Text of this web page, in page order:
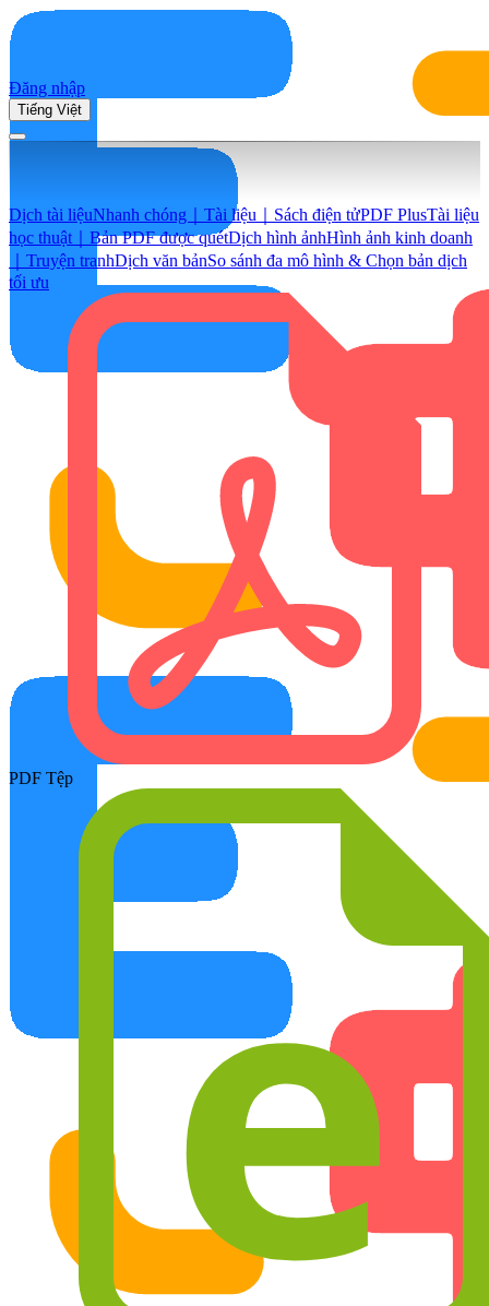
Đăng nhập
Tiếng Việt
Dịch tài liệuNhanh chóng｜Tài liệu｜Sách điện tửPDF PlusTài liệu
học thuật｜Bản PDF được quétDịch hình ảnhHình ảnh kinh doanh
｜Truyện tranhDịch văn bảnSo sánh đa mô hình & Chọn bản dịch
tối ưu
PDF Tệp